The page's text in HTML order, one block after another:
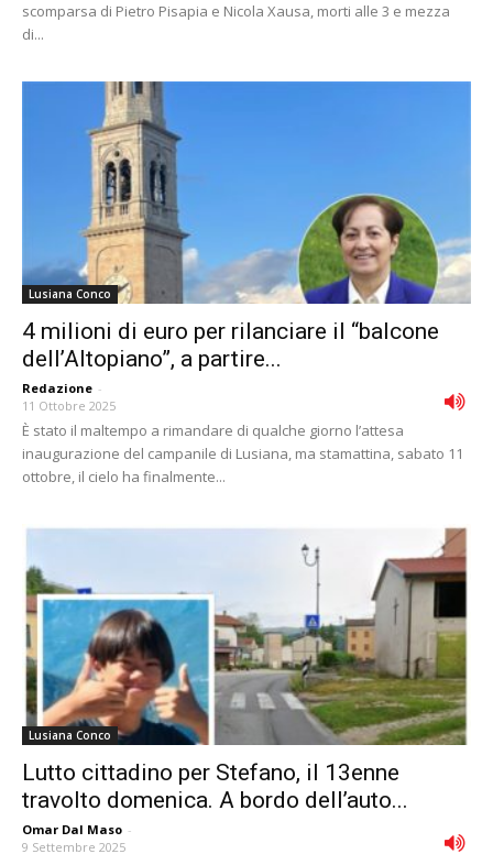
scomparsa di Pietro Pisapia e Nicola Xausa, morti alle 3 e mezza
di...
Lusiana Conco
4 milioni di euro per rilanciare il “balcone
dell’Altopiano”, a partire...
Redazione -
11 Ottobre 2025
È stato il maltempo a rimandare di qualche giorno l’attesa
inaugurazione del campanile di Lusiana, ma stamattina, sabato 11
ottobre, il cielo ha finalmente...
Lusiana Conco
Lutto cittadino per Stefano, il 13enne
travolto domenica. A bordo dell’auto...
Omar Dal Maso -
9 Settembre 2025